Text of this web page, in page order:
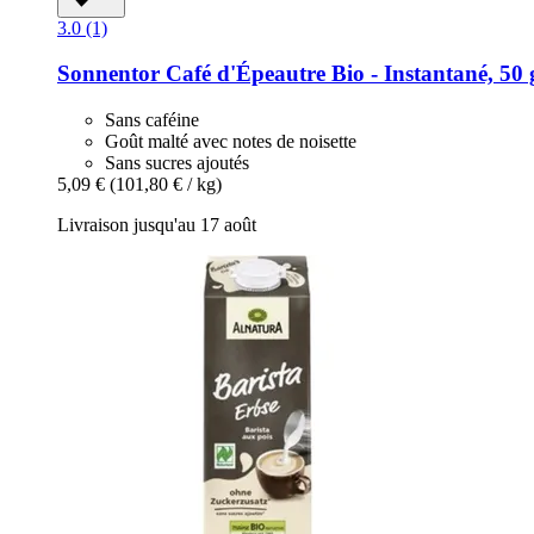
3.0 (1)
Sonnentor Café d'Épeautre Bio -​ Instantané, 50
Sans caféine
Goût malté avec notes de noisette
Sans sucres ajoutés
5,09 € (101,80 € / kg)
Livraison jusqu'au 17 août